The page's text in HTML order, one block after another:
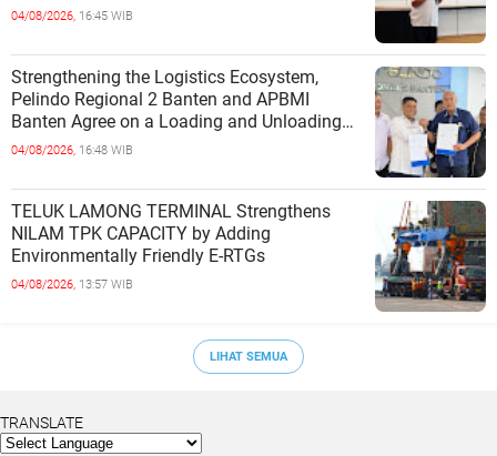
04/08/2026, 16:45 WIB
Strengthening the Logistics Ecosystem,
Pelindo Regional 2 Banten and APBMI
Banten Agree on a Loading and Unloading
Cooperation at Ciwandan Port
04/08/2026, 16:48 WIB
TELUK LAMONG TERMINAL Strengthens
NILAM TPK CAPACITY by Adding
Environmentally Friendly E-RTGs
04/08/2026, 13:57 WIB
LIHAT SEMUA
TRANSLATE